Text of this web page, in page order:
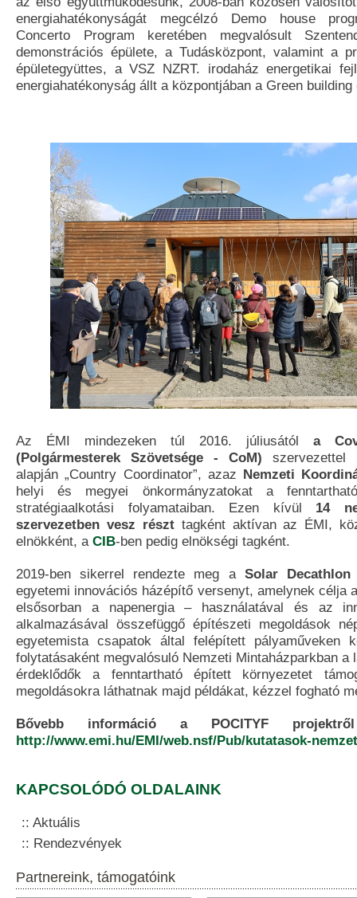
energiahatékonyságát megcélzó Demo house
Concerto Program keretében megvalósult
demonstrációs épülete, a Tudásközpont, valamint a
épületegyüttes, a VSZ NZRT. irodaház energetikai
energiahatékonyság állt a központjában a Green
Az ÉMI mindezeken túl 2016. júliusától a
(Polgármesterek Szövetsége - CoM) szervezettel
alapján „Country Coordinator”, azaz Nemzeti
helyi és megyei önkormányzatokat a
stratégiaalkotási folyamataiban. Ezen kívül 14
szervezetben vesz részttagként aktívan az ÉMI,
elnökként, a CIB-ben pedig elnökségi tagként.
2019-ben sikerrel rendezte meg a Solar
egyetemi innovációs házépítő versenyt, amelynek célja
elsősorban a napenergia – használatával és az
alkalmazásával összefüggő építészeti megoldások
egyetemista csapatok által felépített pályaműveken
folytatásaként megvalósuló Nemzeti Mintaházparkban a
érdeklődők a fenntartható épített környezetet
megoldásokra láthatnak majd példákat, kézzel fogható
Bővebb információ a POCITYF
http://www.emi.hu/EMI/web.nsf/Pub/kutatasok-
KAPCSOLÓDÓ OLDALAINK
Aktuális
Rendezvények
Partnereink, támogatóink